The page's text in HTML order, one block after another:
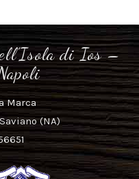
di Ios –
Marca
(NA)